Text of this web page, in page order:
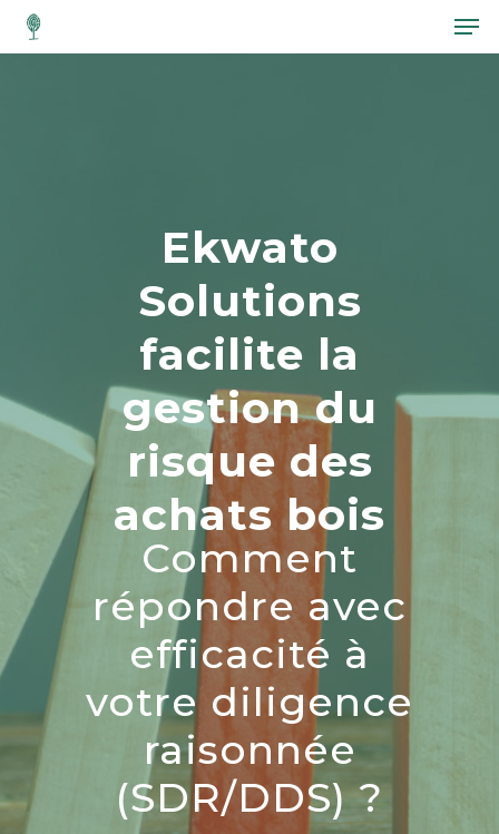
Ekwato
Solutions
facilite la
gestion du
risque des
achats bois
Comment
répondre avec
efficacité à
votre diligence
raisonnée
(SDR/DDS) ?